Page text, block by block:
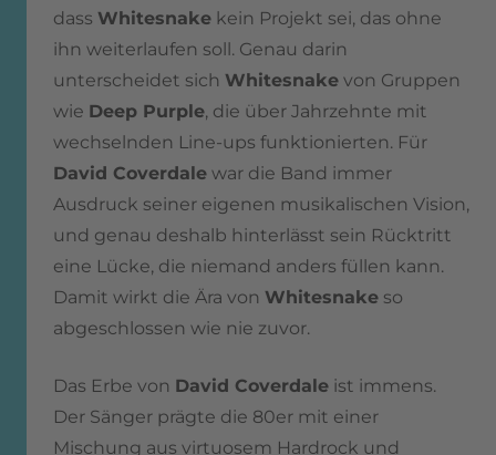
dass Whitesnake kein Projekt sei, das ohne
ihn weiterlaufen soll. Genau darin
unterscheidet sich Whitesnake von Gruppen
wie Deep Purple, die über Jahrzehnte mit
wechselnden Line-ups funktionierten. Für
David Coverdale war die Band immer
Ausdruck seiner eigenen musikalischen Vision,
und genau deshalb hinterlässt sein Rücktritt
eine Lücke, die niemand anders füllen kann.
Damit wirkt die Ära von Whitesnake so
abgeschlossen wie nie zuvor.
Das Erbe von David Coverdale ist immens.
Der Sänger prägte die 80er mit einer
Mischung aus virtuosem Hardrock und